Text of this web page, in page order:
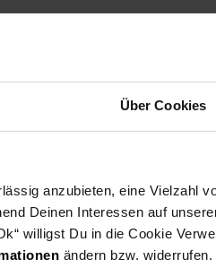
Über Cookies
anzubieten, eine Vielzahl
Deinen Interessen auf
willigst Du in die Cookie
ändern bzw. widerrufen.